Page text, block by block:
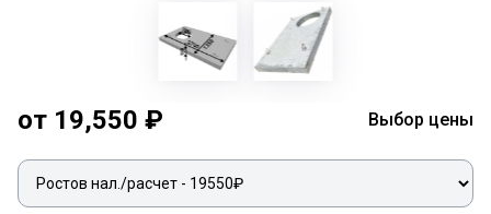
от 19,550 ₽ Выбор цены